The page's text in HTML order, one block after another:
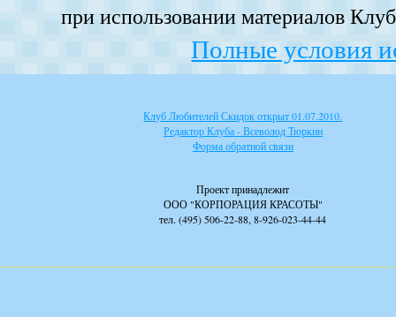
при использовании материалов
Полные условия
Клуб Любителей Скидок открыт 01.07.2010.
Редактор Клуба - Всеволод Тюркин
Форма обратной связи
Проект принадлежит
ООО "КОРПОРАЦИЯ КРАСОТЫ"
тел. (495) 506-22-88, 8-926-023-44-44